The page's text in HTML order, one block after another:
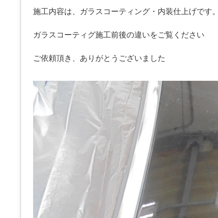
施工内容は、ガラスコーティング・内装仕上げです
ガラスコーティグ施工前後の違いをご覧ください
ご依頼頂き、ありがとうございました